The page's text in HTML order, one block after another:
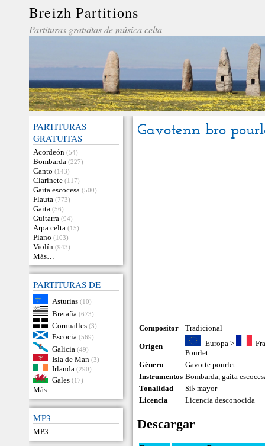
Breizh Partitions
Partituras gratuitas de música celta
PARTITURAS
GRATUITAS
Acordeón (54)
Bombarda (227)
Canto (143)
Clarinete (117)
Gaita escocesa (500)
Flauta (773)
Gaita (56)
Guitarra (94)
Arpa celta (15)
Piano (103)
Violín (943)
Más…
PARTITURAS DE
Asturias (10)
Bretaña (673)
Cornualles (3)
Escocia (569)
Galicia (49)
Isla de Man (3)
Irlanda (290)
Gales (17)
Más…
MP3
MP3
Gavotenn bro
Compositor Tradicional
Origen Europa>
Pourlet
Género
Gavotte pourlet
Instrumentos Bombarda,gaita
Tonalidad
Si♭ mayor
Licencia
Licencia desconocida
Descargar